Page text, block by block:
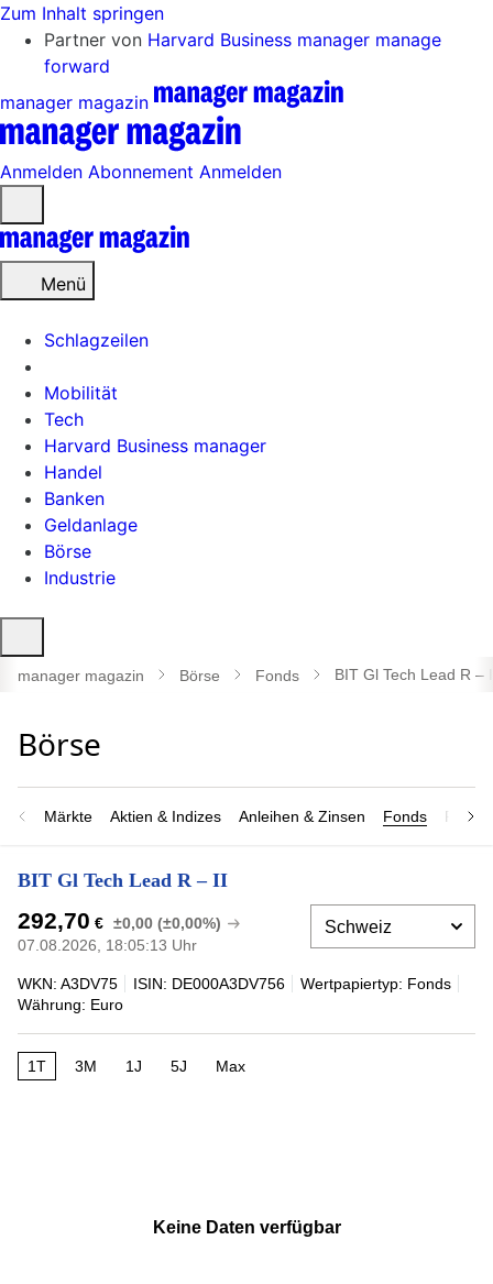
Zum Inhalt springen
Partner von Harvard Business manager manage
forward
manager magazin
Anmelden Abonnement Anmelden
öffnen
Menü
Schlagzeilen
Mobilität
Tech
Harvard Business manager
Handel
Banken
Geldanlage
Börse
Industrie
öffnen
manager magazin Börse Fonds BIT Gl Tech Lead R –
Märkte Aktien & Indizes Anleihen & Zinsen Fonds
BIT Gl Tech Lead R – II
292,70 € ±0,00 (±0,00%)
07.08.2026, 18:05:13 Uhr
WKN: A3DV75 ISIN: DE000A3DV756
Wertpapiertyp: Fonds
Währung: Euro
1T 3M 1J 5J Max
Keine Daten verfügbar